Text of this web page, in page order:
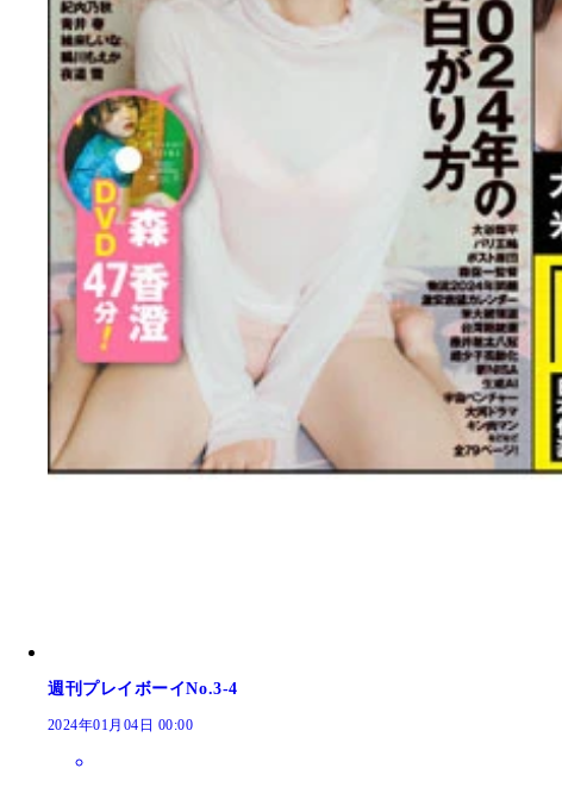
週刊プレイボーイNo.3-4
2024年01月04日 00:00